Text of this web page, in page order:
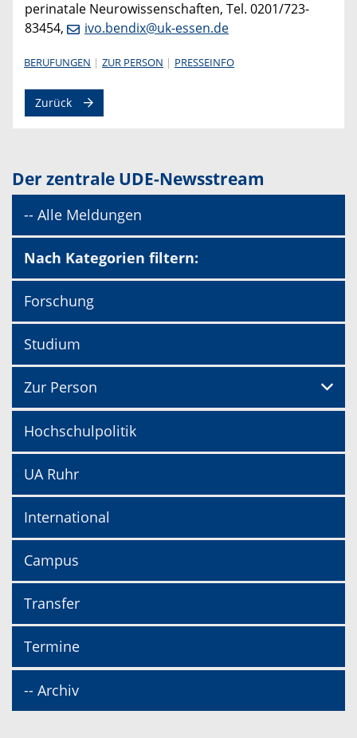
perinatale Neurowissenschaften, Tel. 0201/723-
83454,
ivo.bendix@uk-essen.de
BERUFUNGEN ZUR PERSON PRESSEINFO
Zurück
Der zentrale UDE-Newsstream
-- Alle Meldungen
Nach Kategorien filtern:
Forschung
Studium
Zur Person
Hochschulpolitik
UA Ruhr
International
Campus
Transfer
Termine
-- Archiv